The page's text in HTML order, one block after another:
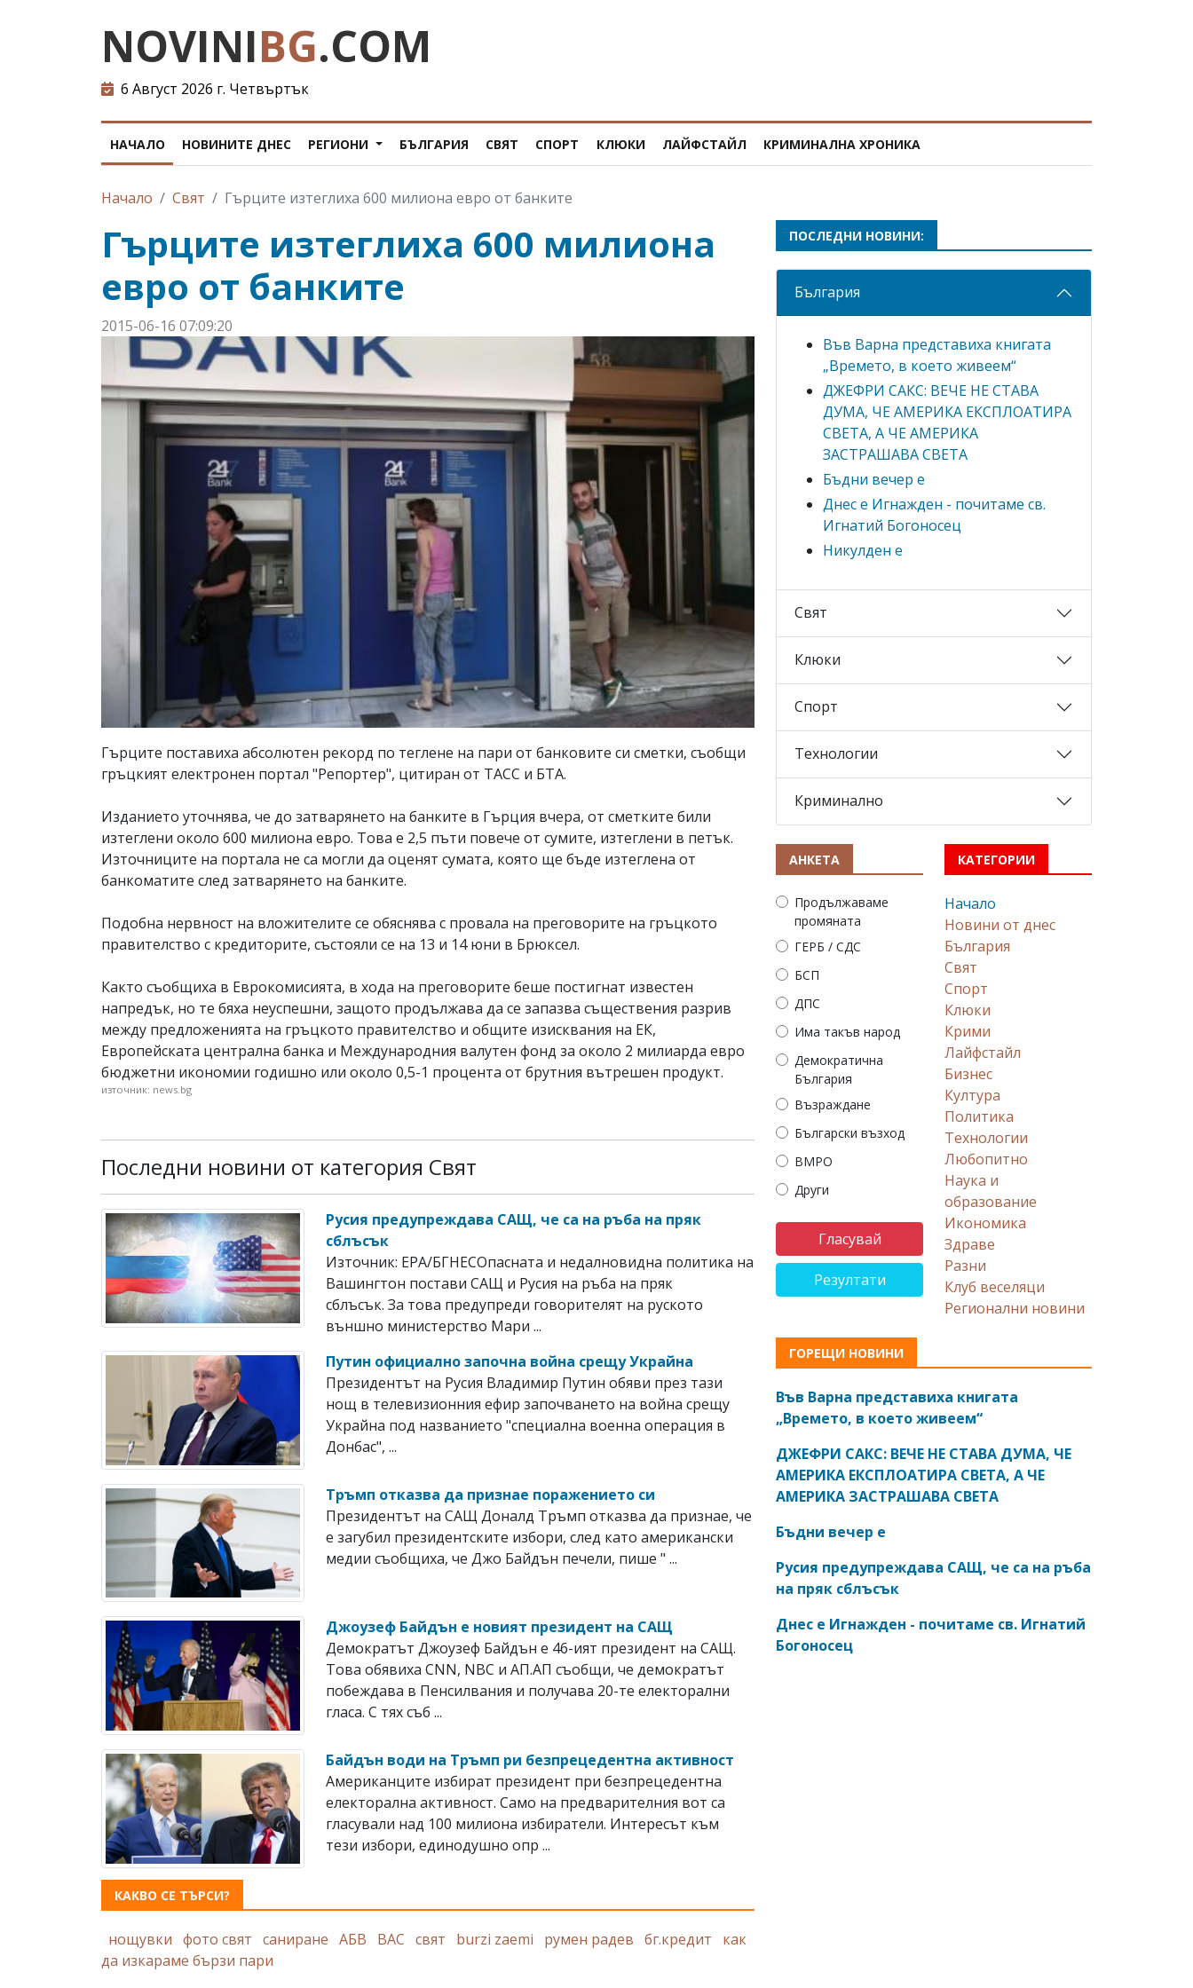
NOVINIBG.COM
6 Август 2026 г. Четвъртък
НАЧАЛО НОВИНИТЕ ДНЕС РЕГИОНИ БЪЛГАРИЯ СВЯТ СПОРТ КЛЮКИ ЛАЙФСТАЙЛ КРИМИНАЛНА ХРОНИКА
Начало Свят Гърците изтеглиха 600 милиона евро от банките
Гърците изтеглиха 600 милиона
евро от банките
2015-06-16 07:09:20
Гърците поставиха абсолютен рекорд по теглене на пари от банковите си сметки, съобщи
гръцкият електронен портал "Репортер", цитиран от ТАСС и БТА.
Изданието уточнява, че до затварянето на банките в Гърция вчера, от сметките били
изтеглени около 600 милиона евро. Това е 2,5 пъти повече от сумите, изтеглени в петък.
Източниците на портала не са могли да оценят сумата, която ще бъде изтеглена от
банкоматите след затварянето на банките.
Подобна нервност на вложителите се обяснява с провала на преговорите на гръцкото
правителство с кредиторите, състояли се на 13 и 14 юни в Брюксел.
Както съобщиха в Еврокомисията, в хода на преговорите беше постигнат известен
напредък, но те бяха неуспешни, защото продължава да се запазва съществения разрив
между предложенията на гръцкото правителство и общите изисквания на ЕК,
Европейската централна банка и Международния валутен фонд за около 2 милиарда евро
бюджетни икономии годишно или около 0,5-1 процента от брутния вътрешен продукт.
източник: news.bg
Последни новини от категория Свят
Русия предупреждава САЩ, че са на ръба на пряк
сблъсък
Източник: EPA/БГНЕСОпасната и недалновидна политика на
Вашингтон постави САЩ и Русия на ръба на пряк
сблъсък. За това предупреди говорителят на руското
външно министерство Мари ...
Путин официално започна война срещу Украйна
Президентът на Русия Владимир Путин обяви през тази
нощ в телевизионния ефир започването на война срещу
Украйна под названието "специална военна операция в
Донбас", ...
Тръмп отказва да признае поражението си
Президентът на САЩ Доналд Тръмп отказва да признае, че
е загубил президентските избори, след като американски
медии съобщиха, че Джо Байдън печели, пише " ...
Джоузеф Байдън е новият президент на САЩ
Демократът Джоузеф Байдън е 46-ият президент на САЩ.
Това обявиха CNN, NBC и АП.АП съобщи, че демократът
побеждава в Пенсилвания и получава 20-те електорални
гласа. С тях съб ...
Байдън води на Тръмп ри безпрецедентна активност
Американците избират президент при безпрецедентна
електорална активност. Само на предварителния вот са
гласували над 100 милиона избиратели. Интересът към
тези избори, единодушно опр ...
КАКВО СЕ ТЪРСИ?
нощувки фото свят саниране АБВ ВАС свят burzi zaemi румен радев бг.кредит
как
да изкараме бързи пари
ПОСЛЕДНИ НОВИНИ:
България
Във Варна представиха книгата
„Времето, в което живеем“
ДЖЕФРИ САКС: ВЕЧЕ НЕ СТАВА
ДУМА, ЧЕ АМЕРИКА ЕКСПЛОАТИРА
СВЕТА, А ЧЕ АМЕРИКА
ЗАСТРАШАВА СВЕТА
Бъдни вечер е
Днес е Игнажден - почитаме св.
Игнатий Богоносец
Никулден е
Свят
Клюки
Спорт
Технологии
Криминално
АНКЕТА
Продължаваме
промяната
ГЕРБ / СДС
БСП
ДПС
Има такъв народ
Демократична
България
Възраждане
Български възход
ВМРО
Други
Резултати
КАТЕГОРИИ
Начало
Новини от днес
България
Свят
Спорт
Клюки
Крими
Лайфстайл
Бизнес
Култура
Политика
Технологии
Любопитно
Наука и
образование
Икономика
Здраве
Разни
Клуб веселяци
Регионални новини
ГОРЕЩИ НОВИНИ
Във Варна представиха книгата
„Времето, в което живеем“
ДЖЕФРИ САКС: ВЕЧЕ НЕ СТАВА ДУМА, ЧЕ
АМЕРИКА ЕКСПЛОАТИРА СВЕТА, А ЧЕ
АМЕРИКА ЗАСТРАШАВА СВЕТА
Бъдни вечер е
Русия предупреждава САЩ, че са на ръба
на пряк сблъсък
Днес е Игнажден - почитаме св. Игнатий
Богоносец